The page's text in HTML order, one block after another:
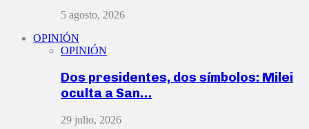
5 agosto, 2026
OPINIÓN
OPINIÓN
Dos presidentes, dos símbolos: Milei
oculta a San…
29 julio, 2026